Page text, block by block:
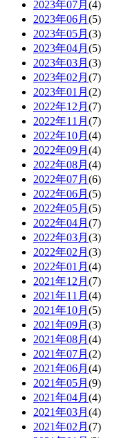
2023年07月 (4)
2023年06月 (5)
2023年05月 (3)
2023年04月 (5)
2023年03月 (3)
2023年02月 (7)
2023年01月 (2)
2022年12月 (7)
2022年11月 (7)
2022年10月 (4)
2022年09月 (4)
2022年08月 (4)
2022年07月 (6)
2022年06月 (5)
2022年05月 (5)
2022年04月 (7)
2022年03月 (3)
2022年02月 (3)
2022年01月 (4)
2021年12月 (7)
2021年11月 (4)
2021年10月 (5)
2021年09月 (3)
2021年08月 (4)
2021年07月 (2)
2021年06月 (4)
2021年05月 (9)
2021年04月 (4)
2021年03月 (4)
2021年02月 (7)